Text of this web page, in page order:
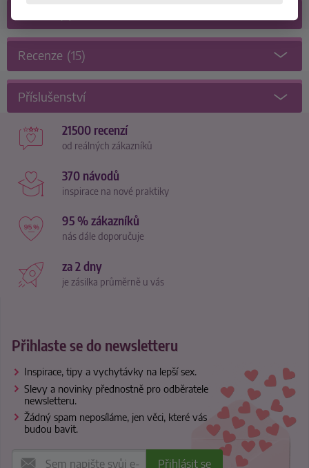
Recenze (15)
Příslušenství
21500 recenzí
od reálných zákazníků
370 návodů
inspirace na nové praktiky
95 % zákazníků
nás dále doporučuje
za 2 dny
je zásilka průměrně u vás
Přihlaste se do newsletteru
Inspirace, tipy a vychytávky na lepší sex.
Slevy a novinky přednostně pro odběratele
newsletteru.
Žádný spam neposíláme, jen věci, které vás
budou bavit.